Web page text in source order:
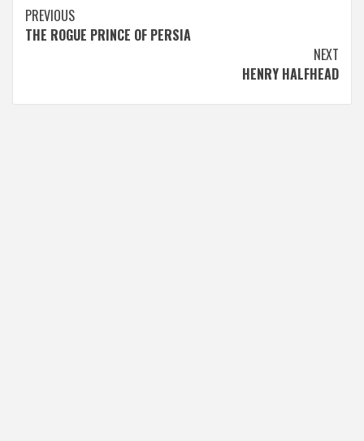
Continue
Reading
PREVIOUS
THE ROGUE PRINCE OF PERSIA
NEXT
HENRY HALFHEAD